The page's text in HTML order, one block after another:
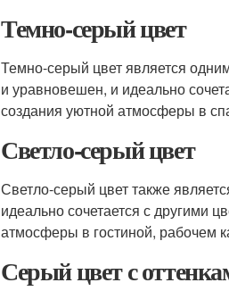
Темно-серый цвет
Темно-серый цвет является
и уравновешен, и идеально
создания уютной атмосферы в
Светло-серый цвет
Светло-серый цвет также
идеально сочетается с другими
атмосферы в гостиной, рабочем
Серый цвет с